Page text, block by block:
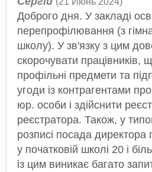
Доброго дня. У закладі
перепрофілювання (з
школу). У зв'язку з цим
скорочувати працівників,
профільні предмети та
угоди із контрагентами
юр. особи і здійснити
реєстратора. Також, у
розписі посада
у початковій школі 20 і
із цим виникає багато